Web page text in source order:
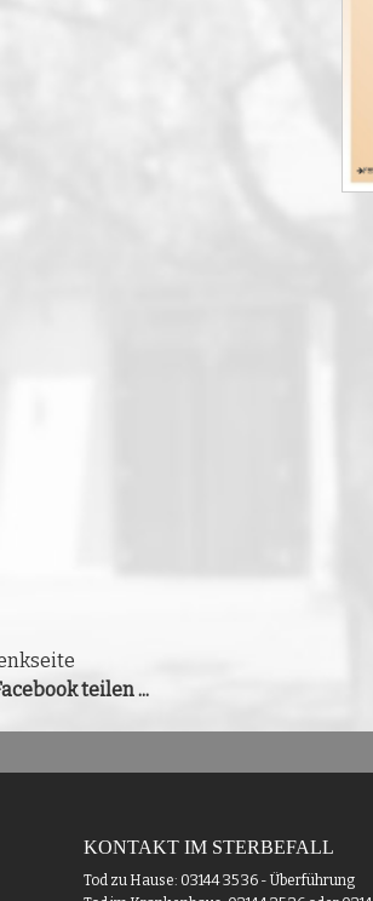
teilen ...
KONTAKT IM STERBEFALL
Tod zu Hause: 03144 35 36 - Überführung